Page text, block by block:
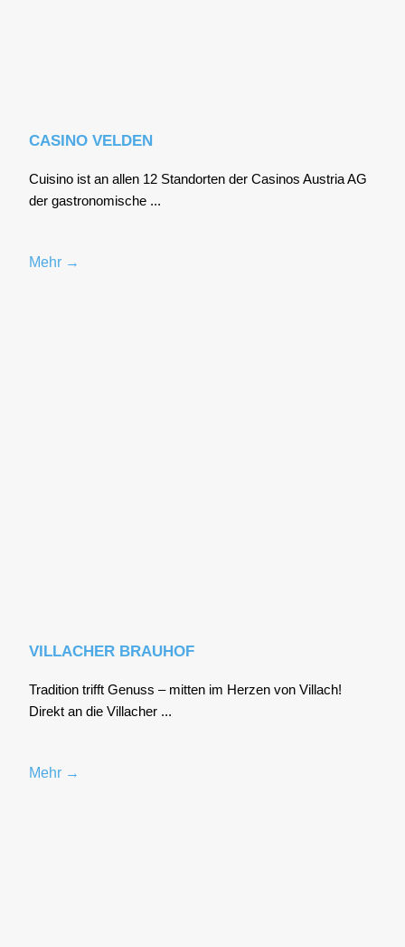
CASINO VELDEN
Cui­sino ist an allen 12 Stand­or­ten der Casi­nos Aus­tria AG
der gas­tro­no­mi­sche ...
Mehr →
VILLACHER BRAUHOF
Tra­di­ti­on trifft Genuss – mit­ten im Her­zen von Vil­lach!
Direkt an die Vil­la­cher ...
Mehr →